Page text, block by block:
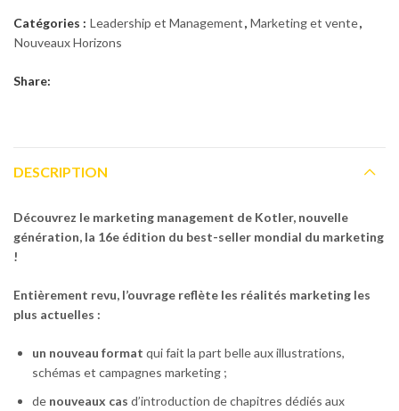
Catégories : Leadership et Management, Marketing et vente,
Nouveaux Horizons
Share:
DESCRIPTION
Découvrez le marketing management de Kotler, nouvelle
génération, la 16e édition du best-seller mondial du marketing
!
Entièrement revu, l’ouvrage reflète les réalités marketing les
plus actuelles :
un nouveau format qui fait la part belle aux illustrations,
schémas et campagnes marketing ;
de nouveaux cas d’introduction de chapitres dédiés aux